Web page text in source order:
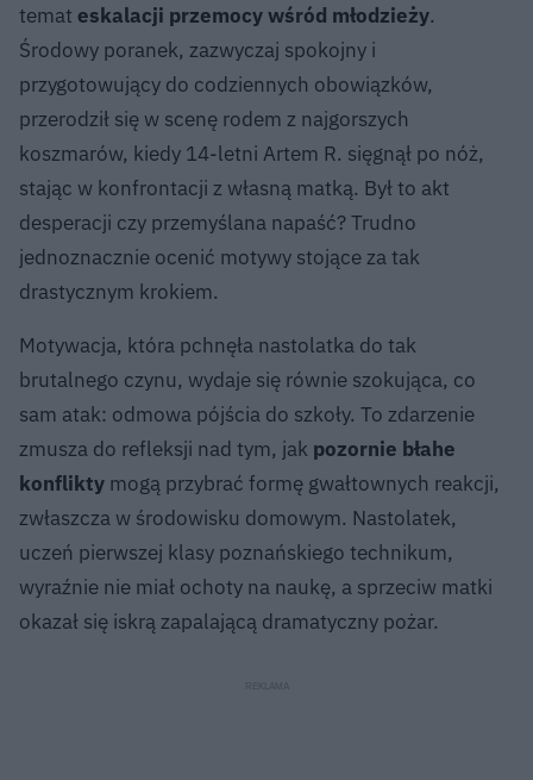
temat eskalacji przemocy wśród młodzieży.
Środowy poranek, zazwyczaj spokojny i
przygotowujący do codziennych obowiązków,
przerodził się w scenę rodem z najgorszych
koszmarów, kiedy 14-letni Artem R. sięgnął po nóż,
stając w konfrontacji z własną matką. Był to akt
desperacji czy przemyślana napaść? Trudno
jednoznacznie ocenić motywy stojące za tak
drastycznym krokiem.
Motywacja, która pchnęła nastolatka do tak
brutalnego czynu, wydaje się równie szokująca, co
sam atak: odmowa pójścia do szkoły. To zdarzenie
zmusza do refleksji nad tym, jak pozornie błahe
konflikty mogą przybrać formę gwałtownych reakcji,
zwłaszcza w środowisku domowym. Nastolatek,
uczeń pierwszej klasy poznańskiego technikum,
wyraźnie nie miał ochoty na naukę, a sprzeciw matki
okazał się iskrą zapalającą dramatyczny pożar.